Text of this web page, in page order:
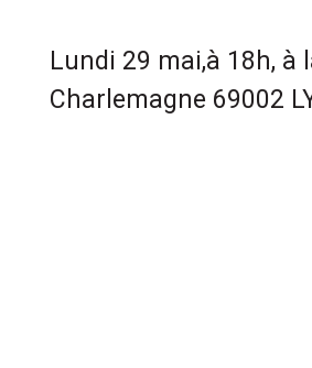
Lundi 29 mai,à 18h,
Charlemagne 69002